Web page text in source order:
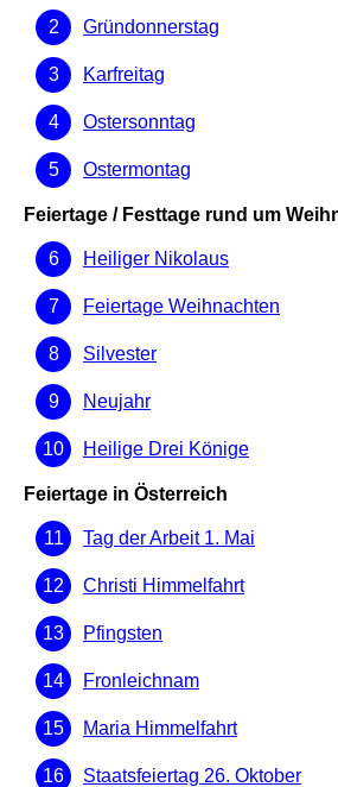
Gründonnerstag
Karfreitag
Ostersonntag
Ostermontag
Feiertage / Festtage rund um
Heiliger Nikolaus
Feiertage Weihnachten
Silvester
Neujahr
Heilige Drei Könige
Feiertage in Österreich
Tag der Arbeit 1. Mai
Christi Himmelfahrt
Pfingsten
Fronleichnam
Maria Himmelfahrt
Staatsfeiertag 26. Oktober